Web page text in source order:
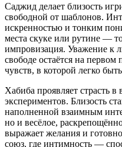
Саджид делает близость
свободной от шаблонов.
искренностью и тонким
места скуке или рутине —
импровизация. Уважение к
свободе остаётся на
чувств, в которой легко
Хабиба проявляет страсть в
экспериментов. Близость
наполненной взаимным
но и весёлое,
выражает желания и
союз, где интимность —